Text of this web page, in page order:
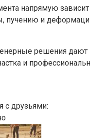
напрямую зависит
пучению и
решения дают
и
с друзьями: